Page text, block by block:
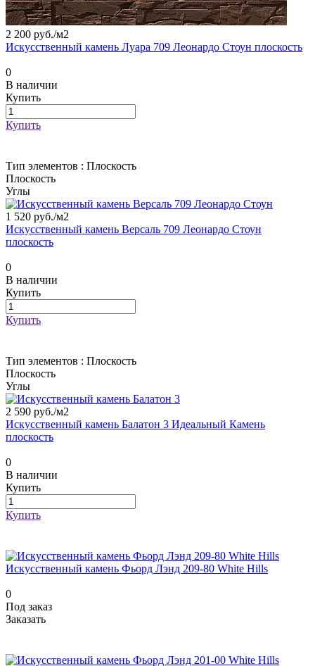
2 200 руб./м2
Искусственный камень Луара 709 Леонардо Стоун плоскость
0
В наличии
Купить
Купить
Тип элементов : Плоскость
Плоскость
Углы
1 520 руб./м2
Искусственный камень Версаль 709 Леонардо Стоун
плоскость
0
В наличии
Купить
Купить
Тип элементов : Плоскость
Плоскость
Углы
2 590 руб./м2
Искусственный камень Балатон 3 Идеальный Камень
плоскость
0
В наличии
Купить
Купить
Искусственный камень Фьорд Лэнд 209-80 White Hills
0
Под заказ
Заказать